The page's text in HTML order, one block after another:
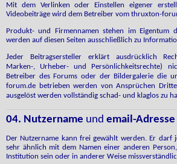
Mit dem Verlinken oder Einstellen eigener
Videobeiträge wird dem Betreiber vom thruxton-
Produkt- und Firmennamen stehen im Eigentum
werden auf diesen Seiten ausschließlich zu
Jeder Beitragsersteller erklärt ausdrücklich
Marken-, Urheber- und Persönlichkeitsrechte)
Betreiber des Forums oder der Bildergalerie die
forum.de betrieben werden von Ansprüchen
ausgelöst werden vollständig schad- und klaglos zu
04. Nutzername und email-Adresse
Der Nutzername kann frei gewählt werden. Er
sehr ähnlich mit dem Namen einer anderen
Institution sein oder in anderer Weise